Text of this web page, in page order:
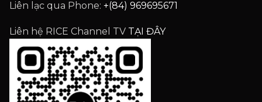
Liên lạc qua Phone: +(84) 969695671
Liên hệ RICE Channel TV TẠI ĐÂY